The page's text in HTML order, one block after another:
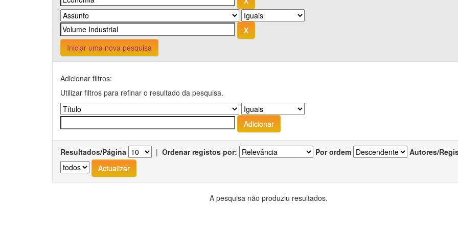
Iniciar uma nova pesquisa
Adicionar filtros:
Utilizar filtros para refinar o resultado da pesquisa.
Resultados/Página | Ordenar registos por: Por ordem Autores/
A pesquisa não produziu resultados.